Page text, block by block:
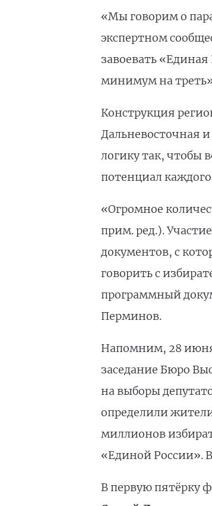
«Мы говорим о
экспертном
завоевать
минимум на
Конструкция
Дальневосточная
логику так, чтобы
потенциал
«Огромное
прим. ред.).
документов, с
говорить с
программный
Перминов.
Напомним, 28 июня
заседание Бюро
на выборы
определили
миллионов
«Единой России».
В первую пятёрку